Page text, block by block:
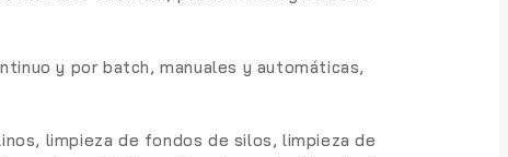
y por batch, manuales y automáticas,
limpieza de fondos de silos, limpieza de